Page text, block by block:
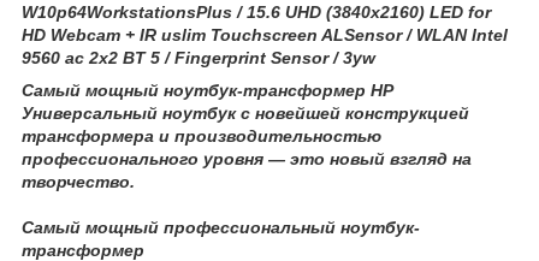
W10p64WorkstationsPlus / 15.6 UHD (3840x2160) LED for
HD Webcam + IR uslim Touchscreen ALSensor / WLAN Intel
9560 ac 2x2 BT 5 / Fingerprint Sensor / 3yw
Самый мощный ноутбук-трансформер HP
Универсальный ноутбук с новейшей конструкцией
трансформера и производительностью
профессионального уровня — это новый взгляд на
творчество.
Самый мощный профессиональный ноутбук-
трансформер